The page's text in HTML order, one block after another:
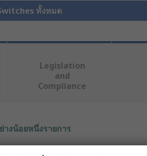
ทั้งหมด
Legislation
and
Compliance
งน้อยหนึ่งรายการ